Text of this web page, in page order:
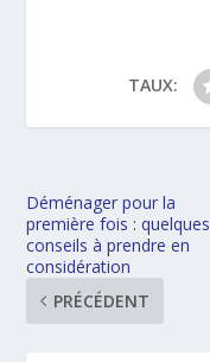
TAUX:
Déménager pour la
première fois : quelques
conseils à prendre en
considération
PRÉCÉDENT